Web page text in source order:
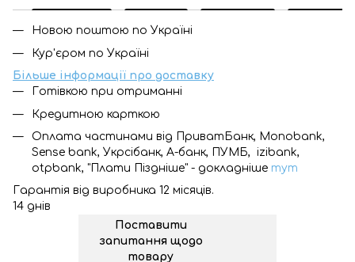
Новою поштою по Україні
Кур'єром по Україні
Більше інформації про доставку
Готівкою при отриманні
Кредитною карткою
Оплата частинами від ПриватБанк, Monobank,
Sense bank, Укрсібанк, А-банк, ПУМБ, izibank,
otpbank, "Плати Піздніше" - докладніше тут
Гарантія від виробника 12 місяців.
14 днів
Поставити
запитання щодо
товару